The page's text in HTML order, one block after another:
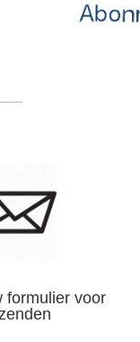
formulier voor